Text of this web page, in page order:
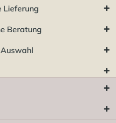
Lieferung
Beratung